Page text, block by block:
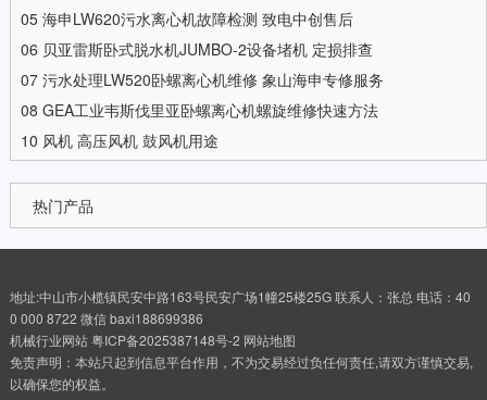
05 海申LW620污水离心机故障检测 致电中创售后
06 贝亚雷斯卧式脱水机JUMBO-2设备堵机 定损排查
07 污水处理LW520卧螺离心机维修 象山海申专修服务
08 GEA工业韦斯伐里亚卧螺离心机螺旋维修快速方法
10 风机 高压风机 鼓风机用途
热门产品
地址:中山市小榄镇民安中路163号民安广场1幢25楼25G 联系人：张总 电话：40
0 000 8722 微信 baxi188699386
机械行业网站粤ICP备2025387148号-2 网站地图
免责声明：本站只起到信息平台作用，不为交易经过负任何责任,请双方谨慎交易,
以确保您的权益。